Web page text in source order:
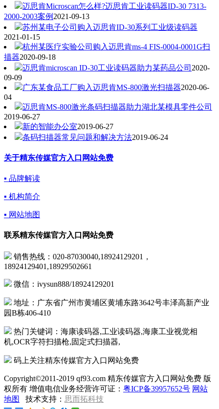
迈思肯Microscan怎么样?迈思肯工业读码器ID-30 7313-
2000-2003案例 2021-09-13
苏州某电子公司购入迈思肯ID-30系列工业级读码器
2021-01-15
杭州某医疗实验公司购入迈思肯ms-4 FIS-0004-0001G扫
描器2020-09-18
迈思肯microscan ID-30工业读码器助力某药品公司 2020-
09-09
广东某食品工厂购入迈思肯MS-800激光扫描器2020-06-
04
迈思肯MS-800激光条码扫描器助力湖北某模具零件公司
2019-06-27
新的智能办公室2019-06-27
条码扫描器常见问题和解决方法2019-06-24
关于精东传媒官方入口网站免费
▪ 品牌解读
▪ 机构简介
▪ 网站地图
联系精东传媒官方入口网站免费
销售热线：020-87030040,18924129201，
18924129401,18929502661
微信：ivysun888/18924129201
地址：广东省广州市黄埔区黄埔东路3642号丰泽高新产业
园B栋406-410
热门关键词：海康读码器,工业读码器,海康工业视觉相
机,OCR字符扫描枪,固定式扫描器,
码上关注精东传媒官方入口网站免费
Copyright©2011-2019 qf93.com 精东传媒官方入口网站免费 版
权所有 增值电信业务经营许可证： 粤ICP备39957652号 网站
地图
技术支持： 思而拓科技